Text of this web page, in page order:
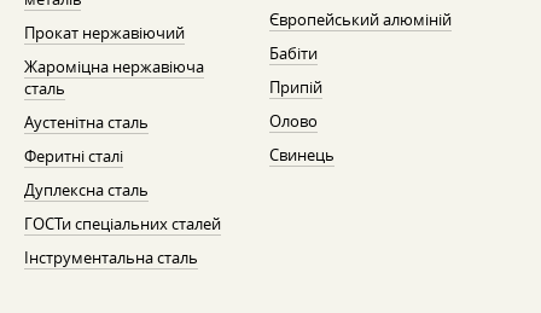
Прокат нержавіючий
Жароміцна нержавіюча
сталь
Аустенітна сталь
Феритні сталі
Дуплексна сталь
ГОСТи спеціальних сталей
Інструментальна сталь
Європейський алюміній
Бабіти
Припій
Олово
Свинець